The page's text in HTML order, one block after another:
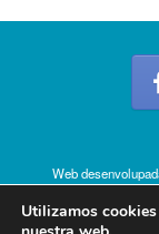
Web
Utilizamos